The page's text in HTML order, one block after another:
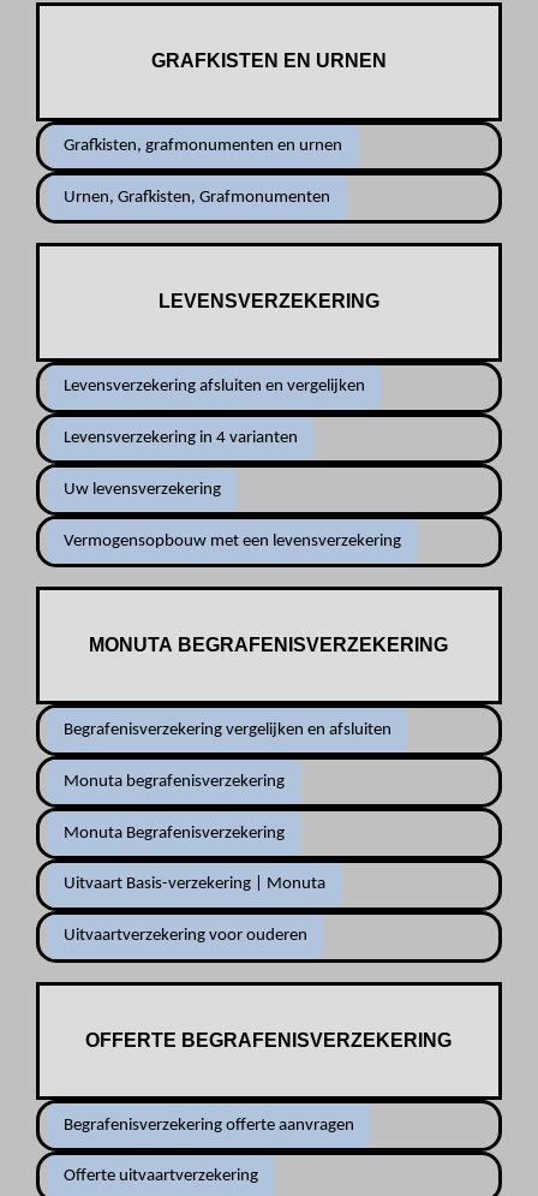
GRAFKISTEN EN URNEN
Grafkisten, grafmonumenten en urnen
Urnen, Grafkisten, Grafmonumenten
LEVENSVERZEKERING
Levensverzekering afsluiten en vergelijken
Levensverzekering in 4 varianten
Uw levensverzekering
Vermogensopbouw met een levensverzekering
MONUTA BEGRAFENISVERZEKERING
Begrafenisverzekering vergelijken en afsluiten
Monuta begrafenisverzekering
Monuta Begrafenisverzekering
Uitvaart Basis-verzekering | Monuta
Uitvaartverzekering voor ouderen
OFFERTE BEGRAFENISVERZEKERING
Begrafenisverzekering offerte aanvragen
Offerte uitvaartverzekering